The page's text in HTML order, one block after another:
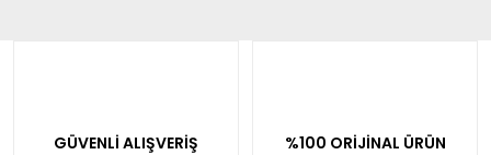
GÜVENLİ ALIŞVERİŞ %100 ORİJİNAL ÜRÜN